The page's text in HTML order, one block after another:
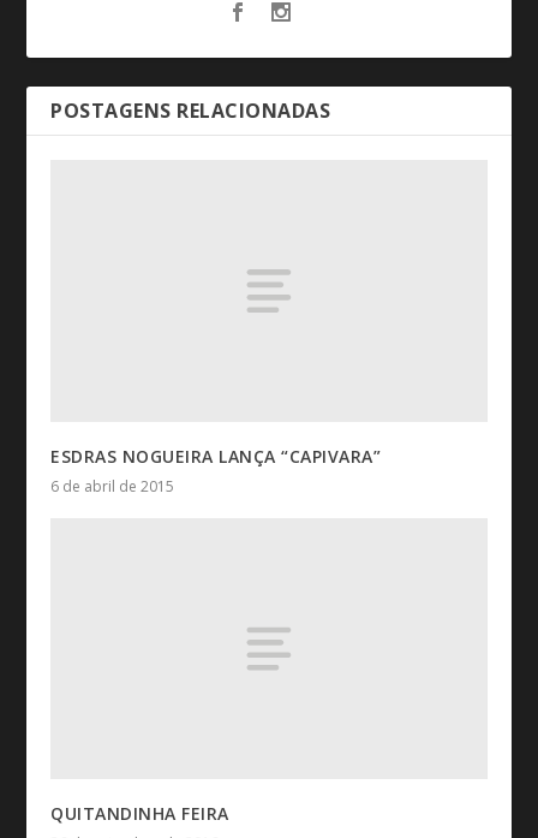
POSTAGENS RELACIONADAS
ESDRAS NOGUEIRA LANÇA “CAPIVARA”
6 de abril de 2015
QUITANDINHA FEIRA